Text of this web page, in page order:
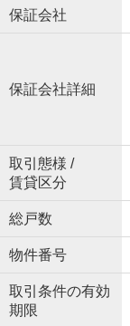
保証会社
保証会社詳細
取引態様 /
賃貸区分
総戸数
物件番号
取引条件の有効
期限